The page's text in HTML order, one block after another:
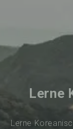
Lerne
Lerne